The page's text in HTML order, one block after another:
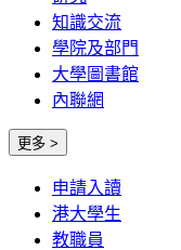
知識交流
學院及部門
大學圖書館
內聯網
更多 >
申請入讀
港大學生
教職員